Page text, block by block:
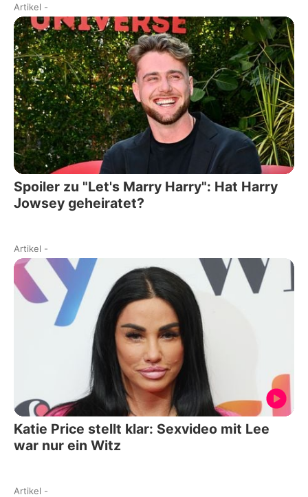
Artikel -
Spoiler zu "Let's Marry Harry": Hat Harry
Jowsey geheiratet?
Artikel -
Katie Price stellt klar: Sexvideo mit Lee
war nur ein Witz
Artikel -